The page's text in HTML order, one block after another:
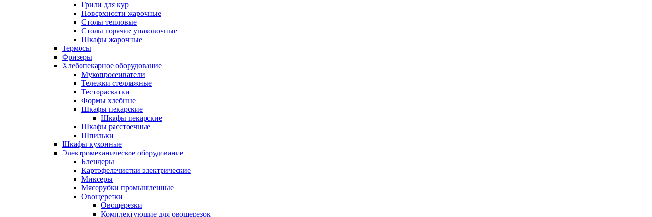
Грили для кур
Поверхности жарочные
Столы тепловые
Столы горячие упаковочные
Шкафы жарочные
Термосы
Фризеры
Хлебопекарное оборудование
Мукопросеиватели
Тележки стеллажные
Тестораскатки
Формы хлебные
Шкафы пекарские
Шкафы пекарские
Шкафы расстоечные
Шпильки
Шкафы кухонные
Электромеханическое оборудование
Блендеры
Картофелечистки электрические
Миксеры
Мясорубки промышленные
Овощерезки
Овощерезки
Комплектующие для овощерезок